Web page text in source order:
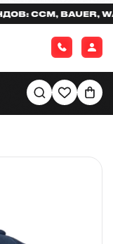
BAUER,